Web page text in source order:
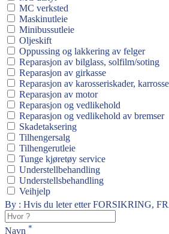
MC verksted
Maskinutleie
Minibussutleie
Oljeskift
Oppussing og lakkering av felger
Reparasjon av bilglass, solfilm/soting
Reparasjon av girkasse
Reparasjon av karosseriskader,
Reparasjon av motor
Reparasjon og vedlikehold
Reparasjon og vedlikehold av bremser
Skadetaksering
Tilhengersalg
Tilhengerutleie
Tunge kjøretøy service
Understellbehandling
Understellsbehandling
Veihjelp
By : Hvis du leter etter FORSIKRING,
Navn *